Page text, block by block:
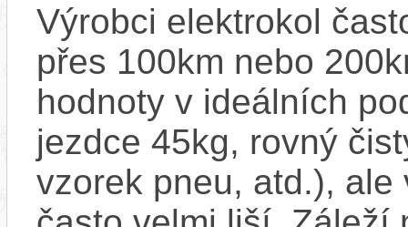
Výrobci elektrokol
přes 100km nebo
hodnoty v ideálních
jezdce 45kg, rovný
vzorek pneu, atd.),